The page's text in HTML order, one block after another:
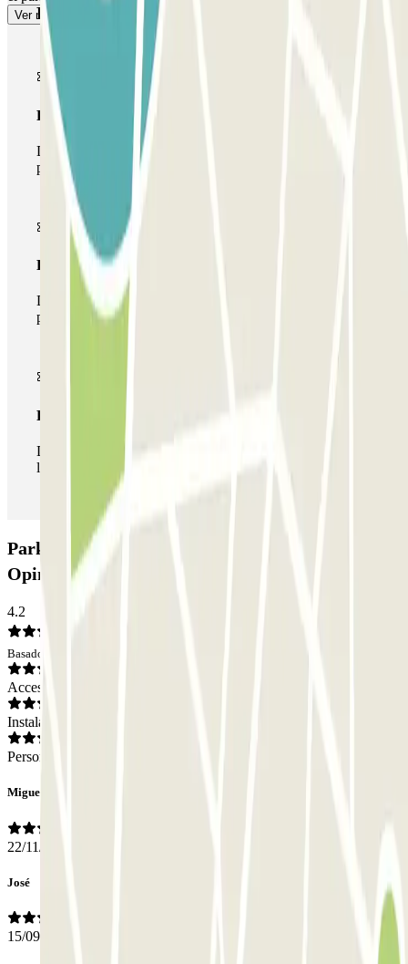
Ver másProductos de Parclick
Pase básico
Durante tu estancia podrás entrar y salir una única vez al
parking
Pase multiparking
Durante tu estancia podrás hacer uso de toda la red de
parkings de este operador disponibles en Parclick.
Pase ilimitado
Durante tu estancia podrás entrar y salir del parking todas
las veces que quieras.
Parking Plaza de España - Inside Home:
Opiniones
4.2
Basado en 3 opiniones
Acceso
Instalaciones
Personal
Miguel
22/11/2019
José
15/09/2019